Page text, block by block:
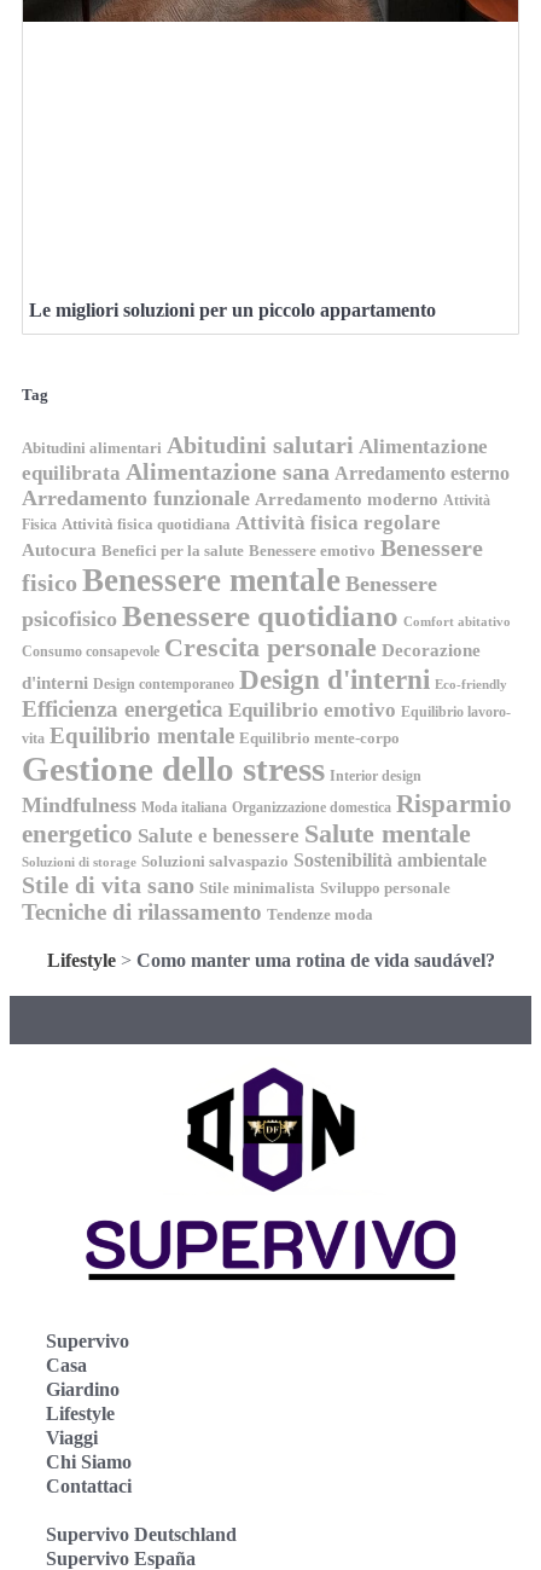
Le migliori soluzioni per un piccolo appartamento
Tag
Abitudini alimentari Abitudini salutari Alimentazione
equilibrata Alimentazione sana Arredamento esterno
Arredamento funzionale Arredamento moderno Attività
Fisica Attività fisica quotidiana Attività fisica regolare
Autocura Benefici per la salute Benessere emotivo Benessere
fisico Benessere mentale Benessere
psicofisico Benessere quotidiano Comfort abitativo
Consumo consapevole Crescita personale Decorazione
d'interni Design contemporaneo Design d'interni Eco-friendly
Efficienza energetica Equilibrio emotivo Equilibrio lavoro-
vita Equilibrio mentale Equilibrio mente-corpo
Gestione dello stress Interior design
Mindfulness Moda italiana Organizzazione domestica Risparmio
energetico Salute e benessere Salute mentale
Soluzioni di storage Soluzioni salvaspazio Sostenibilità ambientale
Stile di vita sano Stile minimalista Sviluppo personale
Tecniche di rilassamento Tendenze moda
Lifestyle> Como manter uma rotina de vida saudável?
Supervivo
Casa
Giardino
Lifestyle
Viaggi
Chi Siamo
Contattaci
Supervivo Deutschland
Supervivo España